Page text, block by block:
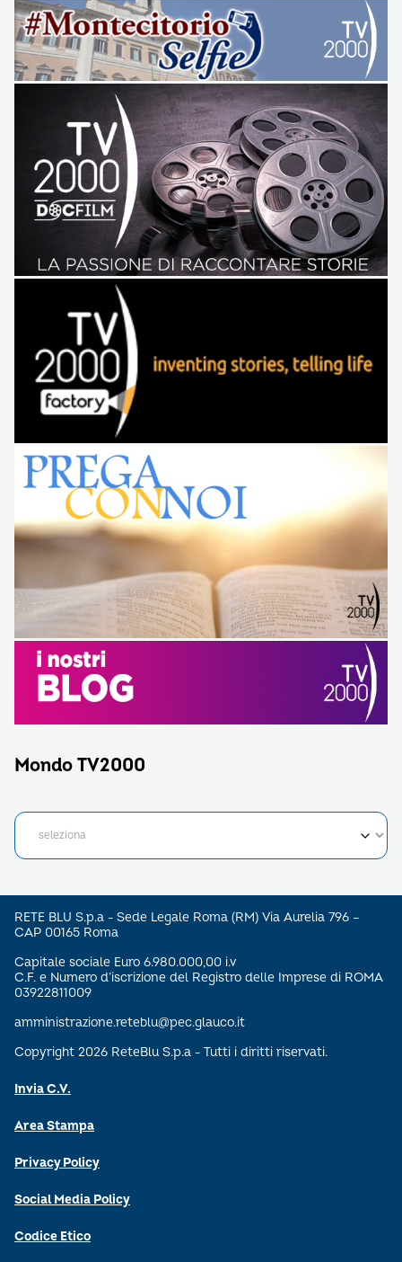
Mondo TV2000
RETE BLU S.p.a - Sede Legale Roma (RM) Via Aurelia 796 –
CAP 00165 Roma
Capitale sociale Euro 6.980.000,00 i.v
C.F. e Numero d’iscrizione del Registro delle Imprese di ROMA
03922811009
amministrazione.reteblu@pec.glauco.it
Copyright 2026 ReteBlu S.p.a - Tutti i diritti riservati.
Invia C.V.
Area Stampa
Privacy Policy
Social Media Policy
Codice Etico